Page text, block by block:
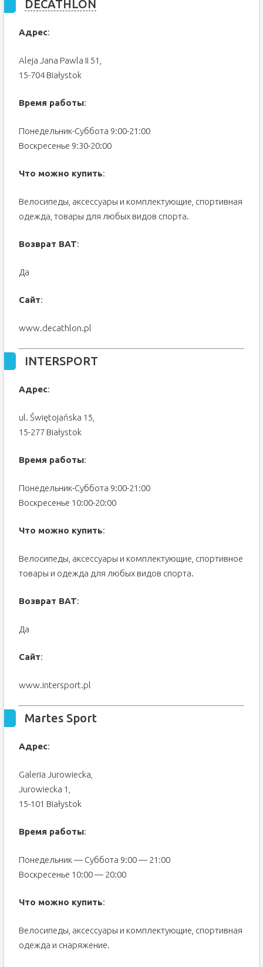
DECATHLON
Адрес:
Aleja Jana Pawla II 51,
15-704 Białystok
Время работы:
Понедельник-Суббота 9:00-21:00
Воскресенье 9:30-20:00
Что можно купить:
Велосипеды, аксессуары и комплектующие, спортивная
одежда, товары для любых видов спорта.
Возврат ВАТ:
Да
Сайт:
www.decathlon.pl
INTERSPORT
Адрес:
ul. Świętojańska 15
15-277 Białystok
Время работы:
Понедельник-Суббота 9:00-21:00
Воскресенье 10:00-20:00
Что можно купить:
Велосипеды, аксессуары и комплектующие, спортивное
товары и одежда для любых видов спорта.
Возврат ВАТ:
Да
Сайт:
www.intersport.pl
Martes Sport
Адрес:
Galeria Jurowiecka,
Jurowiecka 1,
15-101 Białystok
Время работы:
Понедельник — Cуббота 9:00 — 21:00
Воскресенье 10:00 — 20:00
Что можно купить:
Велосипеды, аксессуары и комплектующие, спортивная
одежда и снаряжение.